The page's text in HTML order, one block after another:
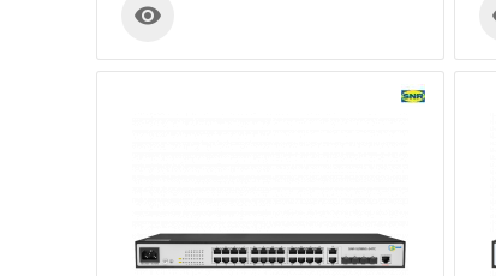
